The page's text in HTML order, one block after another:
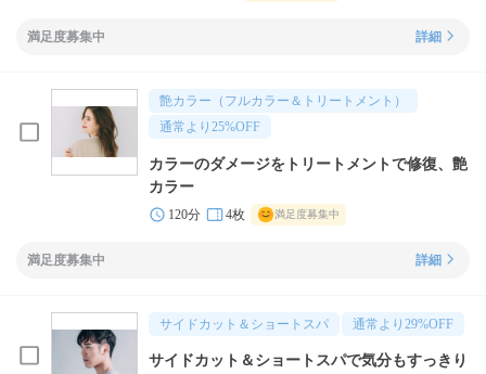
満足度募集中 詳細
艶カラー（フルカラー＆トリートメント）
通常より 25%OFF
カラーのダメージをトリートメントで修復、艶
カラー
120分 4枚 満足度募集中
満足度募集中 詳細
サイドカット＆ショートスパ 通常より 29%OFF
サイドカット＆ショートスパで気分もすっきり